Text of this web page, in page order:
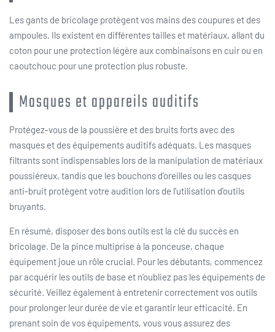
Les gants de bricolage protègent vos mains des coupures et des
ampoules. Ils existent en différentes tailles et matériaux, allant du
coton pour une protection légère aux combinaisons en cuir ou en
caoutchouc pour une protection plus robuste.
Masques et appareils auditifs
Protégez-vous de la poussière et des bruits forts avec des
masques et des équipements auditifs adéquats. Les masques
filtrants sont indispensables lors de la manipulation de matériaux
poussiéreux, tandis que les bouchons d’oreilles ou les casques
anti-bruit protègent votre audition lors de l’utilisation d’outils
bruyants.
En résumé, disposer des bons outils est la clé du succès en
bricolage. De la pince multiprise à la ponceuse, chaque
équipement joue un rôle crucial. Pour les débutants, commencez
par acquérir les outils de base et n’oubliez pas les équipements de
sécurité. Veillez également à entretenir correctement vos outils
pour prolonger leur durée de vie et garantir leur efficacité. En
prenant soin de vos équipements, vous vous assurez des